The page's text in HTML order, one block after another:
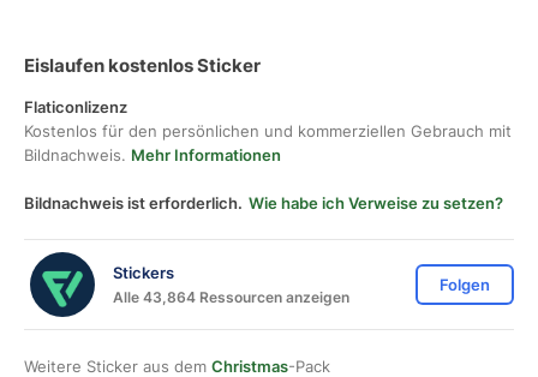
Eislaufen kostenlos Sticker
Flaticonlizenz
Kostenlos für den persönlichen und kommerziellen Gebrauch mit
Bildnachweis. Mehr Informationen
Bildnachweis ist erforderlich. Wie habe ich Verweise zu setzen?
Stickers
Alle 43,864 Ressourcen anzeigen
Folgen
Weitere Sticker aus dem Christmas-Pack